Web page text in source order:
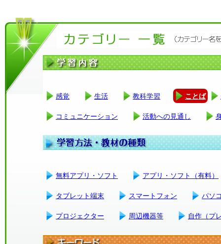
感覚 生活 教科学習 ことば
コミュニケーション 活動への見通し
無料アプリ・ソフト アプリ・ソフト（有料）
タブレット端末 スマートフォン パソ
プロジェクター 周辺機器等 自作（プ